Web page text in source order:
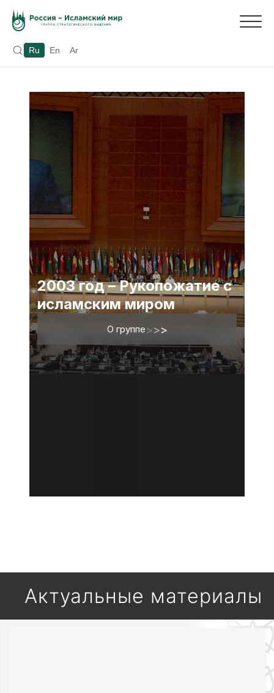
Ru En Ar
2003 год – Рукопожатие с
исламским миром
О группе>>>
Актуальные материалы